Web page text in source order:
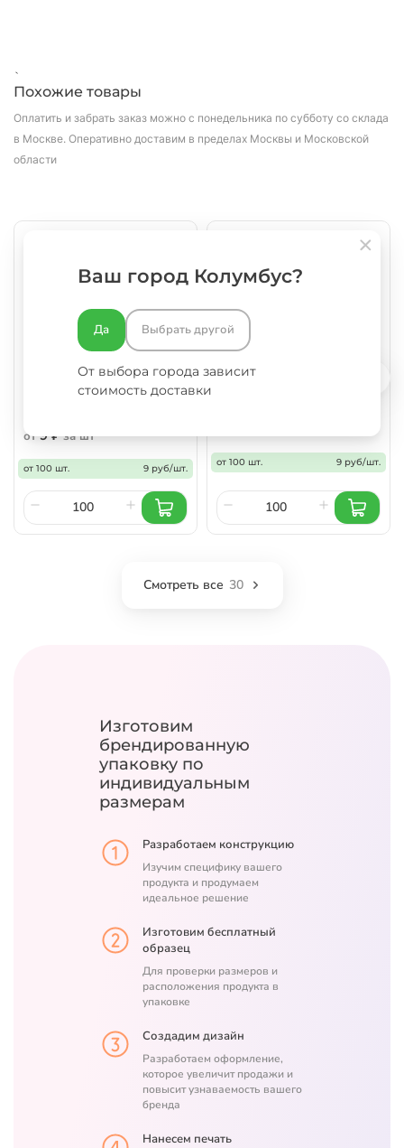
`
Похожие товары
Оплатить и забрать заказ можно с понедельника по субботу со склада
в Москве. Оперативно доставим в пределах Москвы и Московской
области
Пакет бумажный 240х140х280
мм, с кручеными ручками,
крафт, 70 гр/м2
от9 ₽за шт
от 100 шт. 9 руб/шт.
Пакет бумажный 350х150х450
от 100 шт. 9 руб/шт.
Смотреть все 30
Изготовим
брендированную
упаковку по
индивидуальным
размерам
Разработаем конструкцию
Изучим специфику вашего
продукта и продумаем
идеальное решение
Изготовим бесплатный
образец
Для проверки размеров и
расположения продукта в
упаковке
Создадим дизайн
Разработаем оформление,
которое увеличит продажи и
повысит узнаваемость вашего
бренда
Нанесем печать
Ваш город Колумбус?
Да Выбрать другой
От выбора города зависит
стоимость доставки